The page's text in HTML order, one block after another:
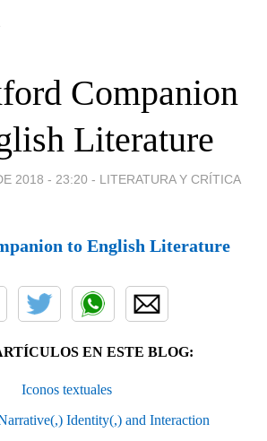
Companion
Literature
2018 - 23:20 - LITERATURA Y CRÍTICA
to English Literature
EN ESTE BLOG:
Iconos textuales
Identity(,) and Interaction